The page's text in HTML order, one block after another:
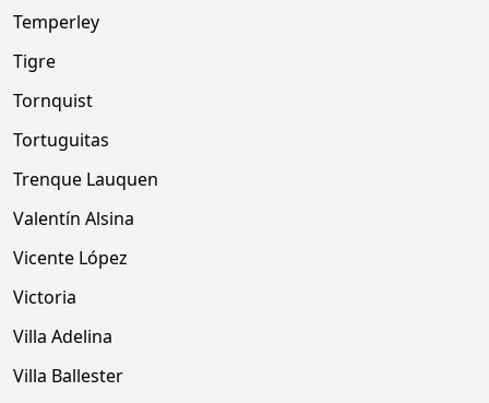
Temperley
Tigre
Tornquist
Tortuguitas
Trenque Lauquen
Valentín Alsina
Vicente López
Victoria
Villa Adelina
Villa Ballester